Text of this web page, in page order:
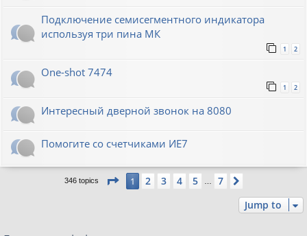
Подключение семисегментного индикатора
используя три пина МК
1 2
One-shot 7474
1 2
Интересный дверной звонок на 8080
Помогите со счетчиками ИЕ7
346 topics Page 1of7
1 2 3 4 5 7
Jump to